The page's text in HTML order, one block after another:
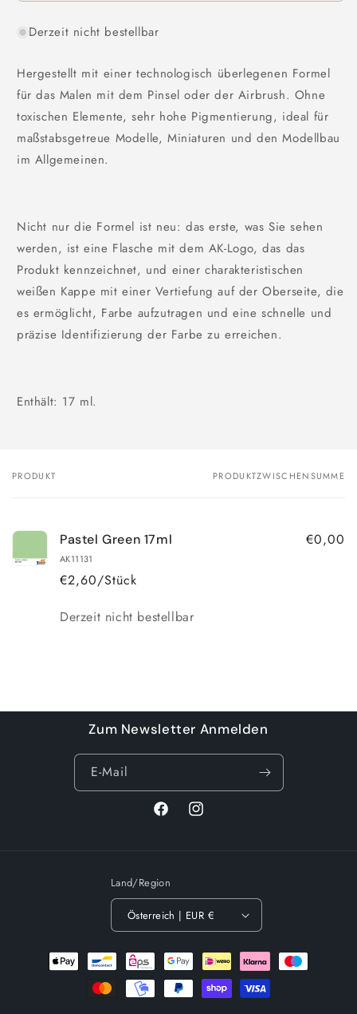
Derzeit nicht bestellbar
Hergestellt mit einer technologisch überlegenen Formel
für das Malen mit dem Pinsel oder der Airbrush. Ohne
toxischen Elemente, sehr hohe Pigmentierung, ideal für
maßstabsgetreue Modelle, Miniaturen und den Modellbau
im Allgemeinen.
Nicht nur die Formel ist neu: das erste, was Sie sehen
werden, ist eine Flasche mit dem AK-Logo, das das
Produkt kennzeichnet, und einer charakteristischen
weißen Kappe mit einer Vertiefung auf der Oberseite, die
es ermöglicht, Farbe aufzutragen und eine schnelle und
präzise Identifizierung der Farbe zu erreichen.
Enthält: 17 ml.
Dein
PRODUKT PRODUKTZWISCHENSUMME
Pastel Green 17ml
AK11131
€2,60/Stück
€0,00
Anzahl
Derzeit nicht bestellbar
Zum Newsletter Anmelden
E-Mail
FacebookInstagram
Land/Region
Österreich | EUR €
Zahlungsmethoden